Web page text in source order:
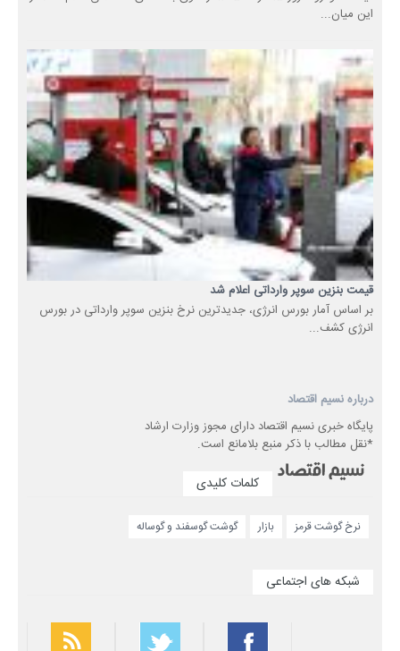
این میان...
قیمت بنزین سوپر وارداتی اعلام شد
بر اساس آمار بورس انرژی، جدیدترین نرخ بنزین سوپر وارداتی در بورس
انرژی کشف...
درباره نسیم اقتصاد
پایگاه خبری نسیم اقتصاد دارای مجوز وزارت ارشاد
*نقل مطالب با ذکر منبع بلامانع است.
کلمات کلیدی
نرخ گوشت قرمز بازار گوشت گوسفند و گوساله
شبکه های اجتماعی